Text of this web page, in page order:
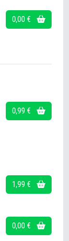
0,00 €
0,99 €
1,99 €
0,00 €